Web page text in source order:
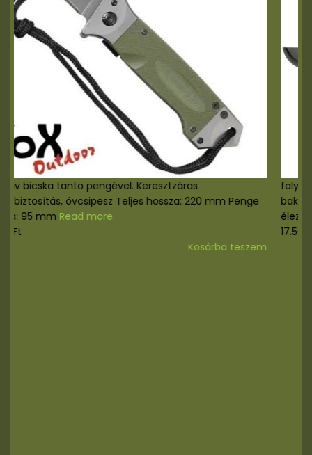
Masszív bicska tanto pengével. Keresztzáras
pengebiztosítás, övcsipesz Teljes hossza: 220 mm Penge
hossza: 95 mmRead more
8.000
Kosárba teszem